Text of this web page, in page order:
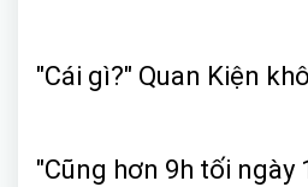
"Cái gì?" Quan Kiện
"Cũng hơn 9h tối ngày